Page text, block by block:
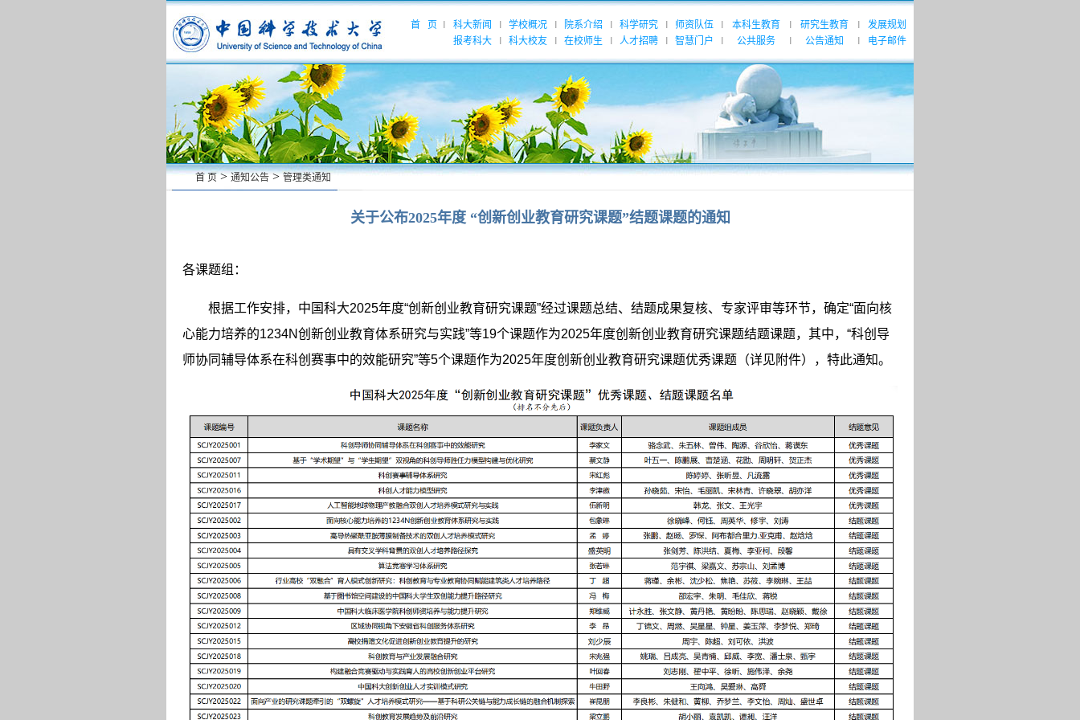
首 页 科大新闻 学校概况 院系介绍 科学研究 师资队伍 本科生教育 研究生教育
发展规划
报考科大
科大校友 在校师生 人才招聘 智慧门户 公共服务 公告通知 电子邮件
首 页>通知公告>管理类通知
关于公布2025年度 “创新创业教育研究课题”结题课题的通知
各课题组：
根据工作安排，中国科大2025年度“创新创业教育研究课题”经过课题总结、结题成果复核、专家评审等环节，确定“面向核
心能力培养的1234N创新创业教育体系研究与实践”等19个课题作为2025年度创新创业教育研究课题结题课题，其中， “科创导
师协同辅导体系在科创赛事中的效能研究”等5个课题作为2025年度创新创业教育研究课题优秀课题（详见附件），特此通知。